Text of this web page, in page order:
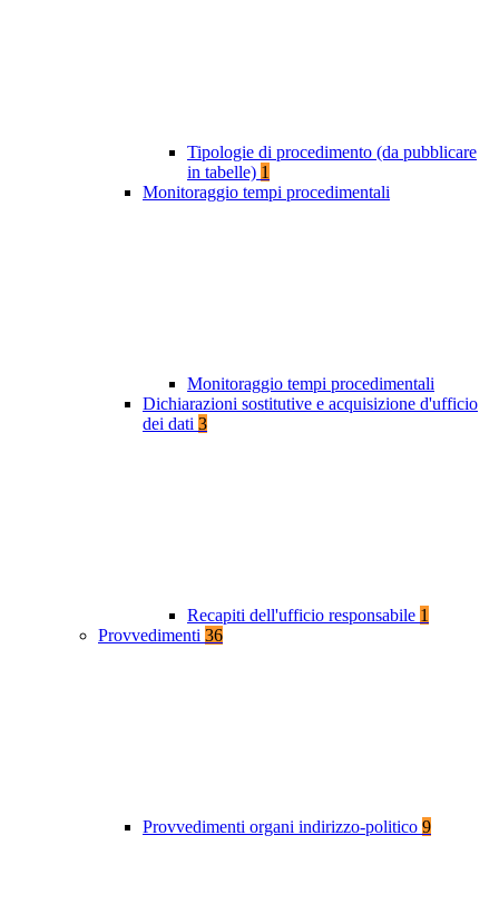
Tipologie di procedimento (da pubblicare
in tabelle) 1
Monitoraggio tempi procedimentali
Monitoraggio tempi procedimentali
Dichiarazioni sostitutive e acquisizione d'ufficio
dei dati 3
Recapiti dell'ufficio responsabile 1
Provvedimenti 36
Provvedimenti organi indirizzo-politico 9